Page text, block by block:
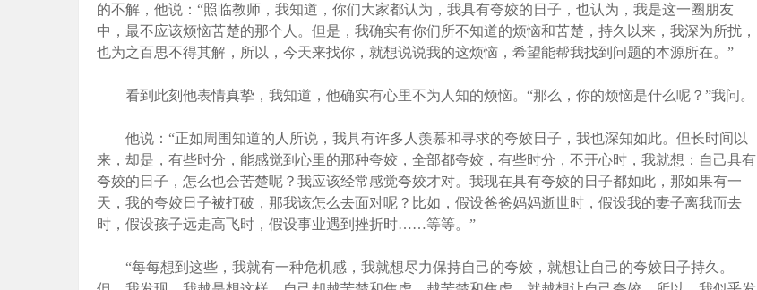
的不解，他说：“照临教师，我知道，你们大家都认为，我具有夸姣的日子，也认为，我是这一圈朋友
中，最不应该烦恼苦楚的那个人。但是，我确实有你们所不知道的烦恼和苦楚，持久以来，我深为所扰，
也为之百思不得其解，所以，今天来找你，就想说说我的这烦恼，希望能帮我找到问题的本源所在。”
看到此刻他表情真挚，我知道，他确实有心里不为人知的烦恼。“那么，你的烦恼是什么呢？”我问。
他说：“正如周围知道的人所说，我具有许多人羡慕和寻求的夸姣日子，我也深知如此。但长时间以
来，却是，有些时分，能感觉到心里的那种夸姣，全部都夸姣，有些时分，不开心时，我就想：自己具有
夸姣的日子，怎么也会苦楚呢？我应该经常感觉夸姣才对。我现在具有夸姣的日子都如此，那如果有一
天，我的夸姣日子被打破，那我该怎么去面对呢？比如，假设爸爸妈妈逝世时，假设我的妻子离我而去
时，假设孩子远走高飞时，假设事业遇到挫折时……等等。”
“每每想到这些，我就有一种危机感，我就想尽力保持自己的夸姣，就想让自己的夸姣日子持久。